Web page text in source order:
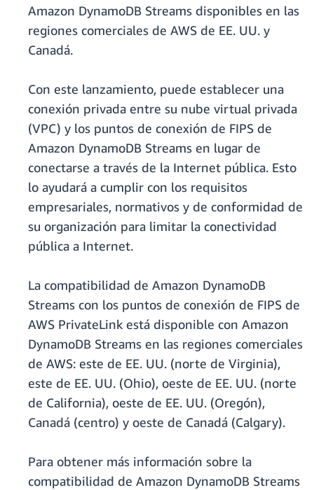
Amazon DynamoDB Streams disponibles en las
regiones comerciales de AWS de EE. UU. y
Canadá.
Con este lanzamiento, puede establecer una
conexión privada entre su nube virtual privada
(VPC) y los puntos de conexión de FIPS de
Amazon DynamoDB Streams en lugar de
conectarse a través de la Internet pública. Esto
lo ayudará a cumplir con los requisitos
empresariales, normativos y de conformidad de
su organización para limitar la conectividad
pública a Internet.
La compatibilidad de Amazon DynamoDB
Streams con los puntos de conexión de FIPS de
AWS PrivateLink está disponible con Amazon
DynamoDB Streams en las regiones comerciales
de AWS: este de EE. UU. (norte de Virginia),
este de EE. UU. (Ohio), oeste de EE. UU. (norte
de California), oeste de EE. UU. (Oregón),
Canadá (centro) y oeste de Canadá (Calgary).
Para obtener más información sobre la
compatibilidad de Amazon DynamoDB Streams